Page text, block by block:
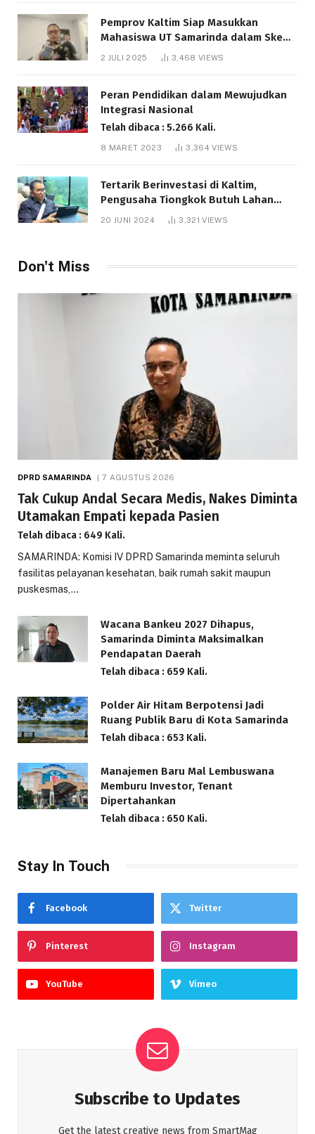
Pemprov Kaltim Siap Masukkan
Mahasiswa UT Samarinda dalam Skema
Bantuan Pendidikan Gratispol
2 JULI 2025 3,468 VIEWS
Peran Pendidikan dalam Mewujudkan
Integrasi Nasional
Telah dibaca : 5.266 Kali.
8 MARET 2023 3,364VIEWS
Tertarik Berinvestasi di Kaltim,
Pengusaha Tiongkok Butuh Lahan
1.000 Hektare
20 JUNI 2024 3,321VIEWS
Don't Miss
DPRD SAMARINDA 7 AGUSTUS 2026
Tak Cukup Andal Secara Medis, Nakes Diminta
Utamakan Empati kepada Pasien
Telah dibaca : 649 Kali.
SAMARINDA: Komisi IV DPRD Samarinda meminta seluruh
fasilitas pelayanan kesehatan, baik rumah sakit maupun
puskesmas,…
Wacana Bankeu 2027 Dihapus,
Samarinda Diminta Maksimalkan
Pendapatan Daerah
Telah dibaca : 659 Kali.
Polder Air Hitam Berpotensi Jadi
Ruang Publik Baru di Kota Samarinda
Telah dibaca : 653 Kali.
Manajemen Baru Mal Lembuswana
Memburu Investor, Tenant
Dipertahankan
Telah dibaca : 650 Kali.
Stay In Touch
Facebook Twitter
Pinterest Instagram
YouTube Vimeo
Subscribe to Updates
Get the latest creative news from SmartMag